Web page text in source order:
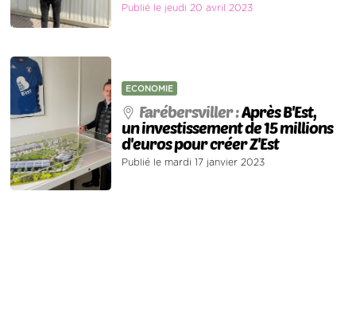
Publié le jeudi 20 avril 2023
ECONOMIE
Farébersviller :Après B'Est,
un investissement de 15 millions
d'euros pour créer Z'Est
Publié le mardi 17 janvier 2023